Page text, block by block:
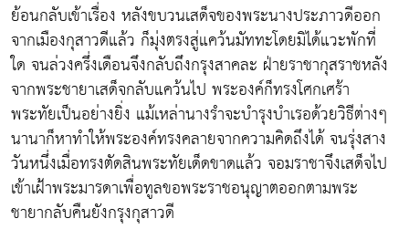
ย้อนกลับเข้าเรื่อง หลังขบวนเสด็จของพระนางประภาวดีออก
จากเมืองกุสาวดีแล้ว ก็มุ่งตรงสู่แคว้นมัททะโดยมิได้แวะพักที่
ใด จนล่วงครึ่งเดือนจึงกลับถึงกรุงสาคละ ฝ่ายราชากุสราชหลัง
จากพระชายาเสด็จกลับแคว้นไป พระองค์ก็ทรงโศกเศร้า
พระทัยเป็นอย่างยิ่ง แม้เหล่านางรำจะบำรุงบำเรอด้วยวิธีต่างๆ
นานาก็หาทำให้พระองค์ทรงคลายจากความคิดถึงได้ จนรุ่งสาง
วันหนึ่งเมื่อทรงตัดสินพระทัยเด็ดขาดแล้ว จอมราชาจึงเสด็จไป
เข้าเฝ้าพระมารดาเพื่อทูลขอพระราชอนุญาตออกตามพระ
ชายากลับคืนยังกรุงกุสาวดี